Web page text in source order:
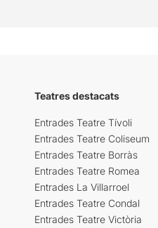
Teatres destacats
Entrades Teatre Tívoli
Entrades Teatre Coliseum
Entrades Teatre Borràs
Entrades Teatre Romea
Entrades La Villarroel
Entrades Teatre Condal
Entrades Teatre Victòria